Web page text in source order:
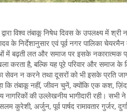
विश्व तंबाकू निषेध दिवस के उपलक्ष्य में
के निर्देशानुसार एवं पूर्व नगर पालिका
में बढ़ती लत और समाज पर इसके नकारात्मक
करता है, बल्कि यह पूरे परिवार और समाज के
सेवन न करने तथा दूसरों को भी इसके प्रति
कि तंबाकू नहीं, जीवन चुनें, क्योंकि एक कश,
नागरिकों की उल्लेखनीय भागीदारी
अर्जुन, पूर्व पार्षद रामावतार गुर्जर,